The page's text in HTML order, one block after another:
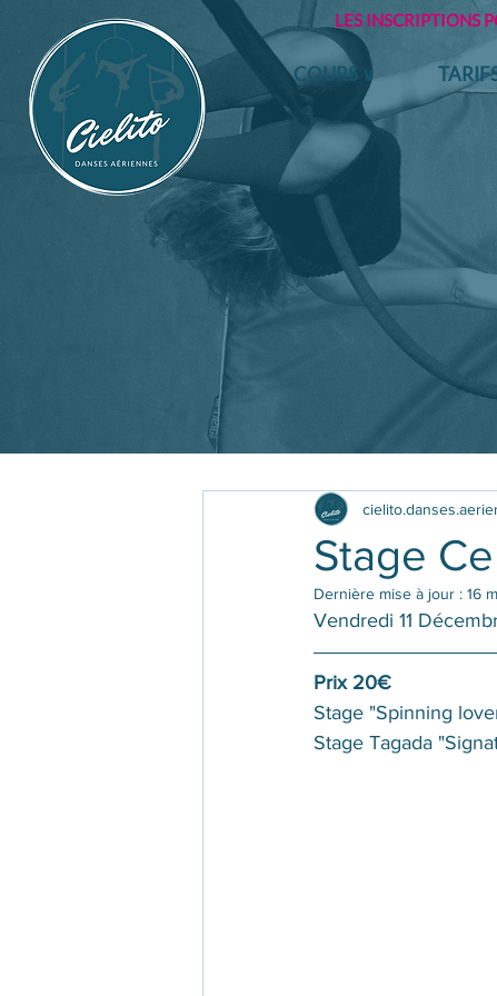
COURS ∨
LES INSCRIPTIONS
Stage
Dernière mise à jour : 16
Vendredi 11
Prix 20€
Stage "Spinning
Stage Tagada